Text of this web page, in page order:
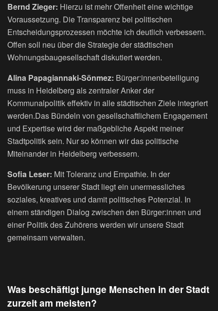
Bernd Zieger: Hierzu ist mehr Offenheit eine wichtige
Voraussetzung. Die Transparenz bei politischen
Entscheidungsprozessen möchte ich deutlich verbessern.
Offen soll neu über die Strategie der städtischen
Wohnungsbaugesellschaft diskutiert werden.
Alina Papagiannaki-Sönmez: Bürger:innenbeteiligung
muss in Heidelberg als zentraler Anker der
Kommunalpolitik effektiv in alle städtischen Ziele integriert
werden.Das Bündeln von gesellschaftlichem Engagement
und Expertise wird der maßgebliche Aspekt meiner
Stadtpolitik sein. Nur so können wir das politische
Miteinander in Heidelberg verbessern.
Sofia Leser: Mit Toleranz und Empathie. In der
Bevölkerung unserer Stadt liegt ein unermessliches
soziales, kreatives und damit politisches Potenzial. In
einem ständigen Dialog zwischen den Bürger:innen und
einer Politik des Zuhörens werden wir unsere Stadt
gemeinsam verwalten.
Was beschäftigt junge Menschen in der Stadt
zurzeit am meisten?